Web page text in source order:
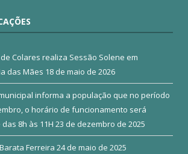
Colares realiza Sessão Solene em
das Mães 18 de maio de 2026
informa a população que no período
o horário de funcionamento será
8h às 11H 23 de dezembro de 2025
Ferreira 24 de maio de 2025